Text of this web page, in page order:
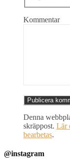
Kommentar
Denna
skräppost. Lär
bearbetas.
@instagram